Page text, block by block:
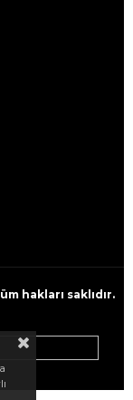
hakları saklıdır.